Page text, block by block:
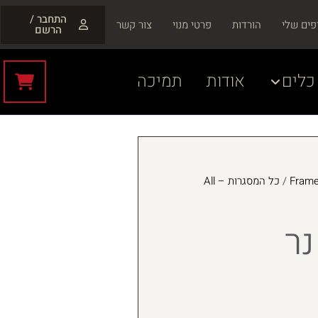
שלי הורדות פרטי מנוי צור קשר התחבר /
הרשם
אודות תמיכה
/
כל המסגרות – All